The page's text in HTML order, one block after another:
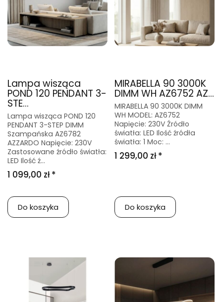
Lampa wisząca
POND 120 PENDANT 3-
STE...
Lampa wisząca POND 120
PENDANT 3-STEP DIMM
Szampańska AZ6782
AZZARDO Napięcie: 230V
Zastosowane źródło światła:
LED Ilość ź...
1 099,00 zł *
Do koszyka
MIRABELLA 90 3000K
DIMM WH AZ6752 AZ...
MIRABELLA 90 3000K DIMM
WH MODEL: AZ6752
Napięcie: 230V Źródło
światła: LED Ilość źródła
światła: 1 Moc: ...
1 299,00 zł *
Do koszyka